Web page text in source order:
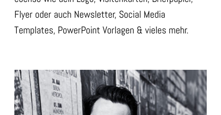
Flyer oder auch Newsletter, Social Media
Templates, PowerPoint Vorlagen & vieles mehr.